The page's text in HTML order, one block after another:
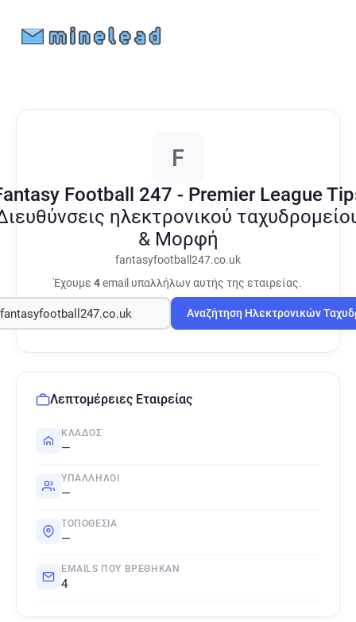
F
Football 247 - Premier League
ηλεκτρονικού
& Μορφή
fantasyfootball247.co.uk
Έχουμε 4email υπαλλήλων αυτής της εταιρείας.
Αναζήτηση Ηλεκτρονικών
Λεπτομέρειες Εταιρείας
ΚΛΆΔΟΣ
—
ΥΠΆΛΛΗΛΟΙ
—
ΤΟΠΟΘΕΣΊΑ
—
EMAILS ΠΟΥ ΒΡΈΘΗΚΑΝ
4